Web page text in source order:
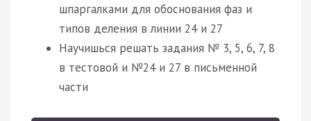
шпаргалками для обоснования фаз и
типов деления в линии 24 и 27
Научишься решать задания № 3, 5, 6, 7, 8
в тестовой и №24 и 27 в письменной
части